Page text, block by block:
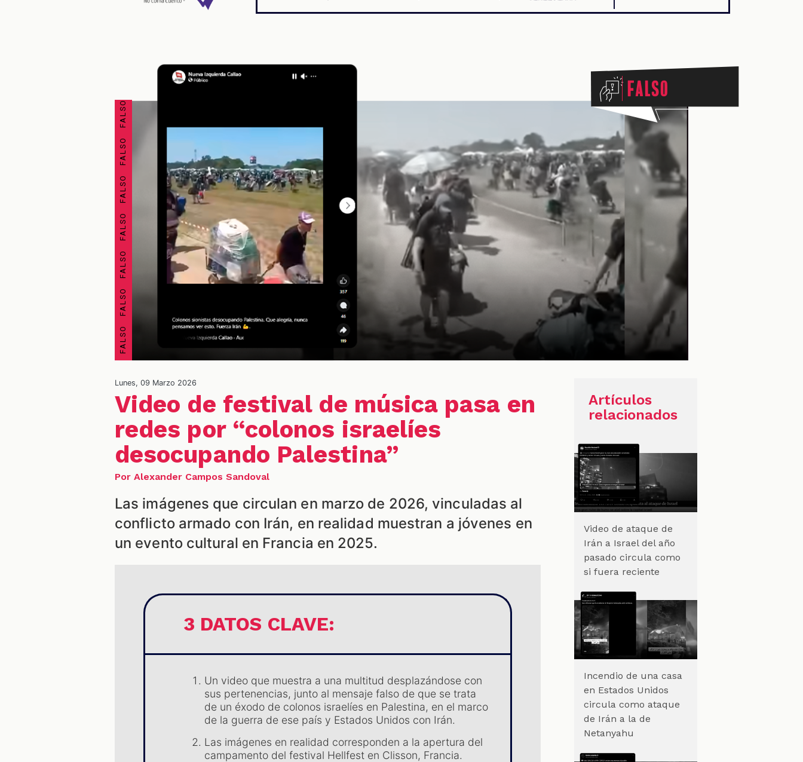
FALSO FALSO FALSO FALSO FALSO FALSO FALSO FALSO Falso
Lunes, 09 Marzo 2026
Video de festival de música pasa en
redes por “colonos israelíes
desocupando Palestina”
Por Alexander Campos Sandoval
Las imágenes que circulan en marzo de 2026, vinculadas al
conflicto armado con Irán, en realidad muestran a jóvenes en
un evento cultural en Francia en 2025.
3 DATOS CLAVE:
Un video que muestra a una multitud desplazándose con
sus pertenencias, junto al mensaje falso de que se trata
de un éxodo de colonos israelíes en Palestina, en el marco
de la guerra de ese país y Estados Unidos con Irán.
Las imágenes en realidad corresponden a la apertura del
campamento del festival Hellfest en Clisson, Francia.
Artículos
relacionados
Video de ataque de
Irán a Israel del año
pasado circula como
si fuera reciente
Incendio de una casa
en Estados Unidos
circula como ataque
de Irán a la de
Netanyahu